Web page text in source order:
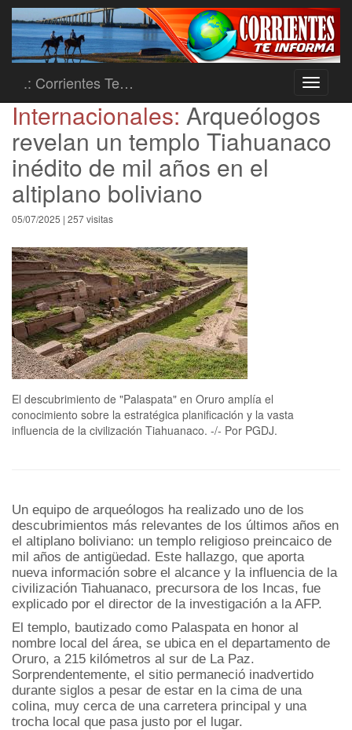
Toggle
.: Corrientes Te…
Internacionales: Arqueólogos
revelan un templo Tiahuanaco
inédito de mil años en el
altiplano boliviano
05/07/2025 | 257 visitas
El descubrimiento de "Palaspata" en Oruro amplía el
conocimiento sobre la estratégica planificación y la vasta
influencia de la civilización Tiahuanaco. -/- Por PGDJ.
Un equipo de arqueólogos ha realizado uno de los
descubrimientos más relevantes de los últimos años en
el altiplano boliviano: un templo religioso preincaico de
mil años de antigüedad. Este hallazgo, que aporta
nueva información sobre el alcance y la influencia de la
civilización Tiahuanaco, precursora de los Incas, fue
explicado por el director de la investigación a la AFP.
El templo, bautizado como Palaspata en honor al
nombre local del área, se ubica en el departamento de
Oruro, a 215 kilómetros al sur de La Paz.
Sorprendentemente, el sitio permaneció inadvertido
durante siglos a pesar de estar en la cima de una
colina, muy cerca de una carretera principal y una
trocha local que pasa justo por el lugar.